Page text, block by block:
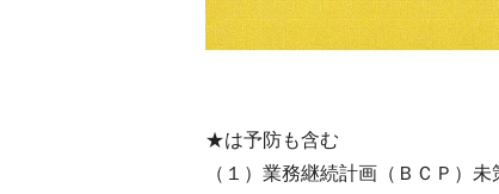
★は予防も含む
（１）業務継続計画（ＢＣＰ）